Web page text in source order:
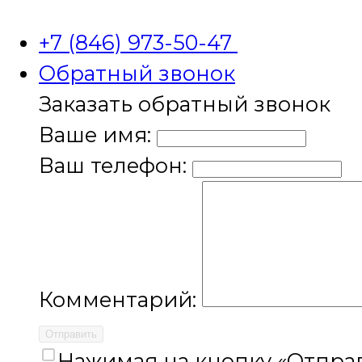
+7 (846) 973-50-47
Обратный звонок
Заказать обратный звонок
Ваше имя:
Ваш телефон:
Комментарий:
Отправить